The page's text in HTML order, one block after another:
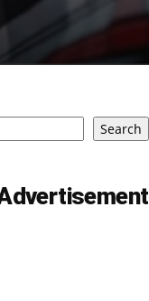
Search